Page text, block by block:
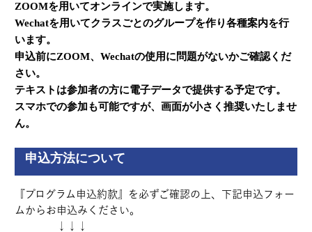
ZOOMを用いてオンラインで実施します。
Wechatを用いてクラスごとのグループを作り各種案内を行
います。
申込前にZOOM、Wechatの使用に問題がないかご確認くだ
さい。
テキストは参加者の方に電子データで提供する予定です。
スマホでの参加も可能ですが、画面が小さく推奨いたしませ
ん。
申込方法について
『プログラム申込約款』を必ずご確認の上、下記申込フォー
ムからお申込みください。
↓↓↓